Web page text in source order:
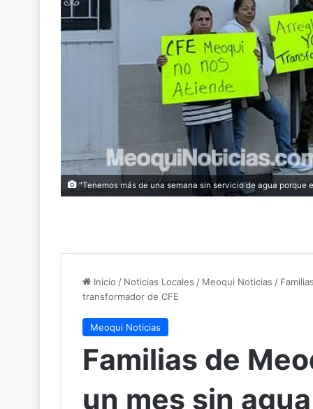
"Tenemos más de una semana sin servicio de agua
Inicio / Noticias Locales / Meoqui Noticias /
transformador de CFE
Meoqui Noticias
Familias de
un mes sin